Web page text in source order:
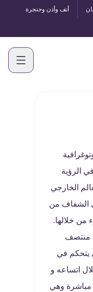
أنف وأذن وحنجرة
الرؤية
الخارجي
الشفاف من
من خلالها.
منتصف
يتحكم في
اتساعه و
مباشرة وهي